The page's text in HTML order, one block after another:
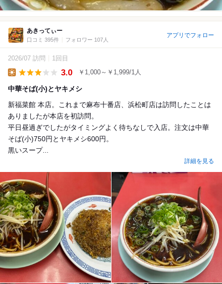
あきってぃー
口コミ 395件 フォロワー 107人
アプリでフォロー
2026/07 訪問 1回目
3.0 ￥1,000～￥1,999/1人
中華そば(小)とヤキメシ
新福菜館 本店。これまで麻布十番店、浜松町店は訪問したことは
ありましたが本店を初訪問。
平日昼過ぎでしたがタイミングよく待ちなしで入店。注文は中華
そば(小)750円とヤキメシ600円。
黒いスープ...
詳細を見る